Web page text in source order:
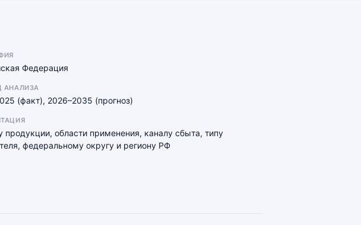
Федерация
АНАЛИЗА
(факт), 2026–2035 (прогноз)
продукции, области применения, каналу сбыта, типу
федеральному округу и региону РФ